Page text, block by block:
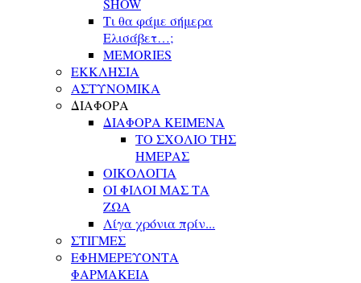
SHOW
Τι θα φάμε σήμερα
Ελισάβετ…;
MEMORIES
ΕΚΚΛΗΣΙΑ
ΑΣΤΥΝΟΜΙΚΑ
ΔΙΑΦΟΡΑ
ΔΙΑΦΟΡΑ ΚΕΙΜΕΝΑ
ΤΟ ΣΧΟΛΙΟ ΤΗΣ
ΗΜΕΡΑΣ
ΟΙΚΟΛΟΓΙΑ
ΟΙ ΦΙΛΟΙ ΜΑΣ ΤΑ
ΖΩΑ
Λίγα χρόνια πρίν...
ΣΤΙΓΜΕΣ
ΕΦΗΜΕΡΕΥΟΝΤΑ
ΦΑΡΜΑΚΕΙΑ